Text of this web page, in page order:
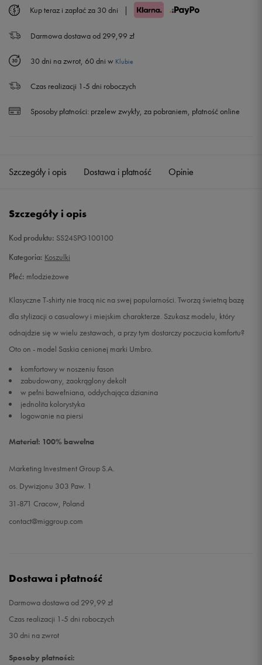
XL
Kup teraz i zapłać za 30 dni |
Darmowa dostawa od 299,99 zł
30 dni na zwrot, 60 dni w Klubie
Czas realizacji 1-5 dni roboczych
Sposoby płatności: przelew zwykły, za pobraniem, płatność online
Szczegóły i opis Dostawa i płatność Opinie
Szczegóły i opis
Kod produktu: SS24SPG100100
Kategoria: Koszulki
Płeć: młodzieżowe
Klasyczne T-shirty nie tracą nic na swej popularności. Tworzą świetną bazę
dla stylizacji o casualowy i miejskim charakterze. Szukasz modelu, który
odnajdzie się w wielu zestawach, a przy tym dostarczy poczucia komfortu?
Oto on - model Saskia cenionej marki Umbro.
komfortowy w noszeniu fason
zabudowany, zaokrąglony dekolt
w pełni bawełniana, oddychająca dzianina
jednolita kolorystyka
logowanie na piersi
Materiał: 100% bawełna
Marketing Investment Group S.A.
os. Dywizjonu 303 Paw. 1
31-871 Cracow, Poland
contact@miggroup.com
Dostawa i płatność
Darmowa dostawa od 299,99 zł
Czas realizacji 1-5 dni roboczych
30 dni na zwrot
Sposoby płatności: